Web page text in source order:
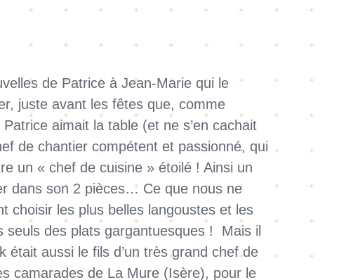
de Patrice à Jean-Marie qui le
juste avant les fêtes que, comme
aimait la table (et ne s’en cachait
de chantier compétent et passionné, qui
un « chef de cuisine » étoilé ! Ainsi un
dans son 2 pièces… Ce que nous ne
choisir les plus belles langoustes et les
seuls des plats gargantuesques ! Mais il
était aussi le fils d’un très grand chef de
camarades de La Mure (Isère), pour le